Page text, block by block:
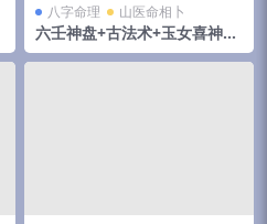
八字命理 山医命相卜
六壬神盘+古法术+玉女喜神术
130页 夸克网盘下载